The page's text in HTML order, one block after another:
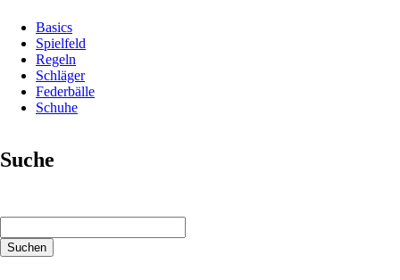
Basics
Spielfeld
Regeln
Schläger
Federbälle
Schuhe
Suche
Suchen